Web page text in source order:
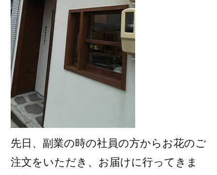
先日、副業の時の社員の方からお花のご
注文をいただき、お届けに行ってきま